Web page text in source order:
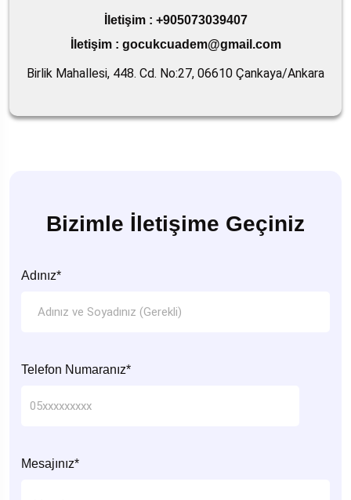
İletişim : +905073039407
İletişim : gocukcuadem@gmail.com
Birlik Mahallesi, 448. Cd. No:27, 06610 Çankaya/Ankara
Bizimle İletişime Geçiniz
Adınız*
Telefon Numaranız*
Mesajınız*